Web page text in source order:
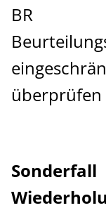
BR
überprüfen